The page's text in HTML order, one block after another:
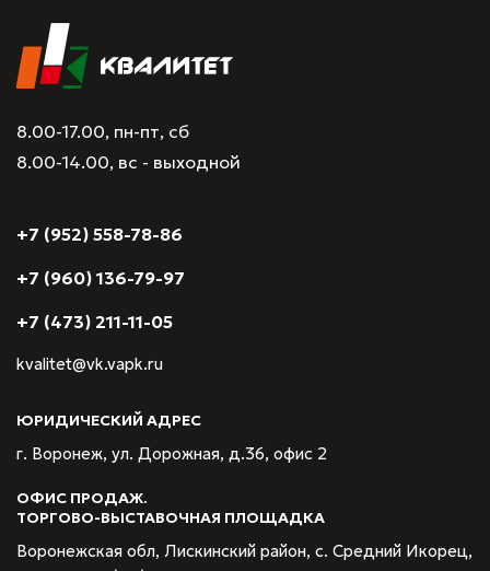
8.00-17.00, пн-пт, сб
8.00-14.00, вс - выходной
+7 (952) 558-78-86
+7 (960) 136-79-97
+7 (473) 211-11-05
kvalitet@vk.vapk.ru
ЮРИДИЧЕСКИЙ АДРЕС
г. Воронеж, ул. Дорожная, д.36, офис 2
ОФИС ПРОДАЖ.
ТОРГОВО-ВЫСТАВОЧНАЯ ПЛОЩАДКА
Воронежская обл, Лискинский район, с. Средний Икорец,